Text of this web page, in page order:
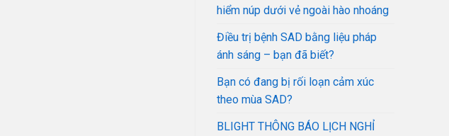
hiểm núp dưới vẻ ngoài hào nhoáng
Điều trị bệnh SAD bằng liệu pháp
ánh sáng – bạn đã biết?
Bạn có đang bị rối loạn cảm xúc
theo mùa SAD?
BLIGHT THÔNG BÁO LỊCH NGHỈ